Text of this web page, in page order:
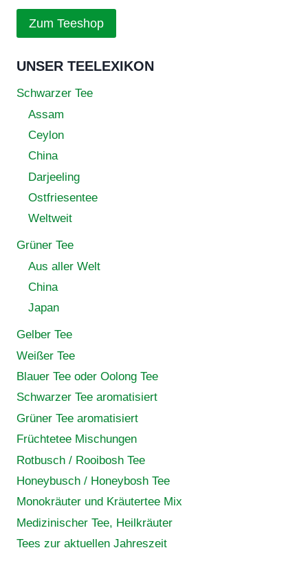
Zum Teeshop
UNSER TEELEXIKON
Schwarzer Tee
Assam
Ceylon
China
Darjeeling
Ostfriesentee
Weltweit
Grüner Tee
Aus aller Welt
China
Japan
Gelber Tee
Weißer Tee
Blauer Tee oder Oolong Tee
Schwarzer Tee aromatisiert
Grüner Tee aromatisiert
Früchtetee Mischungen
Rotbusch / Rooibosh Tee
Honeybusch / Honeybosh Tee
Monokräuter und Kräutertee Mix
Medizinischer Tee, Heilkräuter
Tees zur aktuellen Jahreszeit